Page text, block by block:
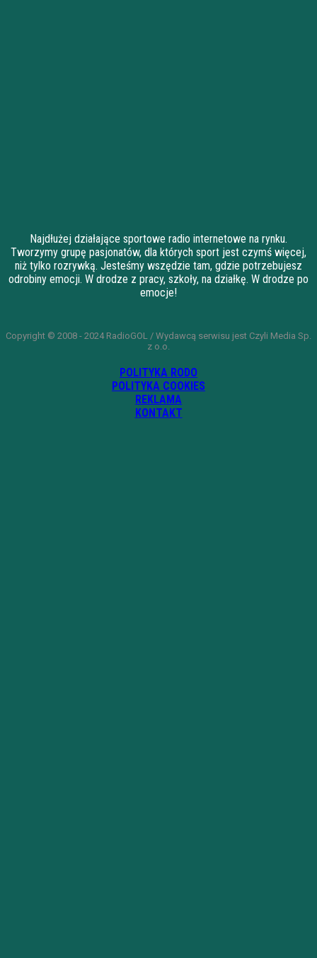
Najdłużej działające sportowe radio internetowe na rynku.
Tworzymy grupę pasjonatów, dla których sport jest czymś więcej,
niż tylko rozrywką. Jesteśmy wszędzie tam, gdzie potrzebujesz
odrobiny emocji. W drodze z pracy, szkoły, na działkę. W drodze po
emocje!
Copyright © 2008 - 2024 RadioGOL / Wydawcą serwisu jest Czyli Media Sp.
z o.o.
POLITYKA RODO
POLITYKA COOKIES
REKLAMA
KONTAKT